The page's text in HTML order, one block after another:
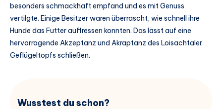
besonders schmackhaft empfand und es mit Genuss
vertilgte. Einige Besitzer waren überrascht, wie schnell ihre
Hunde das Futter auffressen konnten. Das lässt auf eine
hervorragende Akzeptanz und Akraptanz des Loisachtaler
Geflügeltopfs schließen.
Wusstest du schon?